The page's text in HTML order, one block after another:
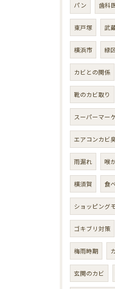
パン 歯科
東戸塚 武
横浜市 緑
カビとの関係
靴のカビ取り
スーパーマー
エアコンカビ
雨漏れ 喉
横須賀 食
ショッピング
ゴキブリ対策
梅雨時期
玄関のカビ